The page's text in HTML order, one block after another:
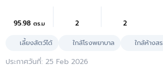
95.98ตร.ม 2 2
เลี้ยงสัตว์ได้ ใกล้โรงพยาบาล ใกล้ห้างส
ประกาศวันที่: 25 Feb 2026